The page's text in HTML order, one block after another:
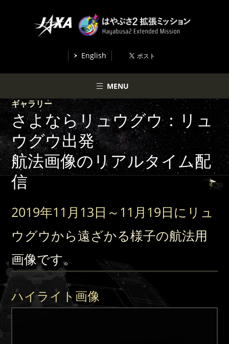
English
MENU
ギャラリー
さよならリュウグウ：リュ
ウグウ出発
航法画像のリアルタイム配
信
2019年11月13日～11月19日にリュ
ウグウから遠ざかる様子の航法用
画像です。
ハイライト画像